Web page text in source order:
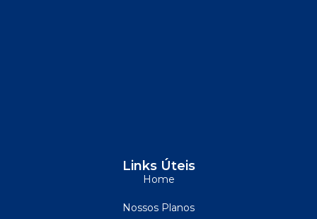
Links Úteis
Home
Nossos Planos